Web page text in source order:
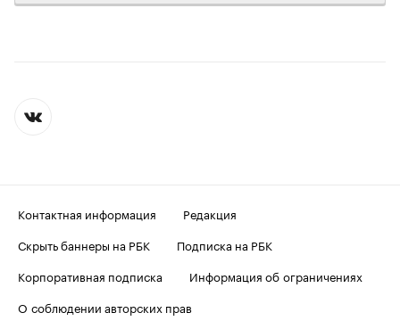
Контактная информация
Редакция
Скрыть баннеры на РБК
Подписка на РБК
Корпоративная подписка
Информация об ограничениях
О соблюдении авторских прав